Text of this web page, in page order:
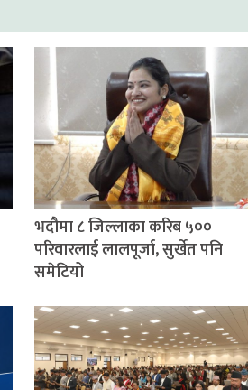
भदौमा ८ जिल्लाका करिब ५००
परिवारलाई लालपूर्जा, सुर्खेत पनि
समेटियो